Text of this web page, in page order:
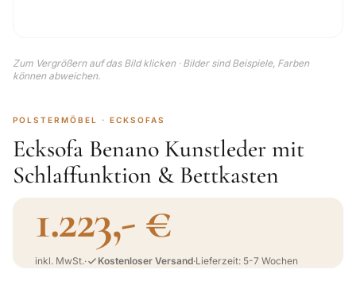
Zum Vergrößern auf das Bild klicken · Bilder sind Beispiele, Farben
können abweichen.
POLSTERMÖBEL · ECKSOFAS
Ecksofa Benano Kunstleder mit
Schlaffunktion & Bettkasten
1.223,- €
inkl. MwSt.· Kostenloser Versand·Lieferzeit: 5-7 Wochen